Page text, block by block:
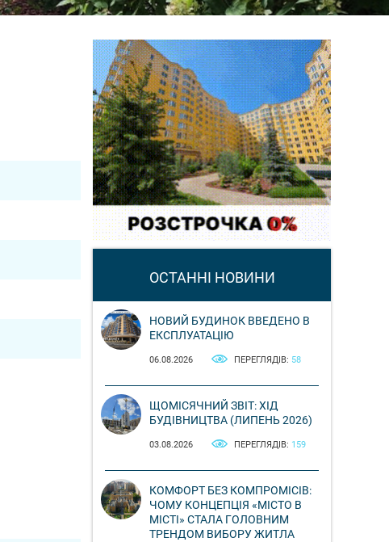
ОСТАННІ НОВИНИ
НОВИЙ БУДИНОК ВВЕДЕНО В
ЕКСПЛУАТАЦІЮ
06.08.2026 ПЕРЕГЛЯДІВ: 58
ЩОМІСЯЧНИЙ ЗВІТ: ХІД
БУДІВНИЦТВА (ЛИПЕНЬ 2026)
03.08.2026 ПЕРЕГЛЯДІВ: 159
КОМФОРТ БЕЗ КОМПРОМІСІВ:
ЧОМУ КОНЦЕПЦІЯ «МІСТО В
МІСТІ» СТАЛА ГОЛОВНИМ
ТРЕНДОМ ВИБОРУ ЖИТЛА